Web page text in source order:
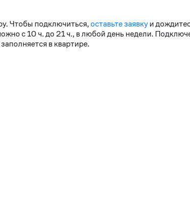
Чтобы подключиться,оставьте заявкуи
с 10 ч. до 21 ч., в любой день недели.
в квартире.